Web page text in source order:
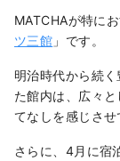
MATCHAが特に
ツ三館 」です。
明治時代から続
た館内は、広々
てなしを感じさせ
さらに、4月に宿